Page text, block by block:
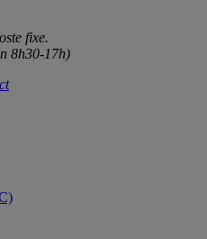
fixe.
8h30-17h)